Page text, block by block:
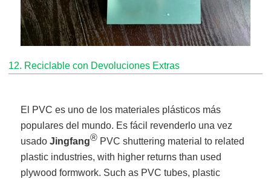
12. Reciclable con Devoluciones Extras
El PVC es uno de los materiales plásticos más
populares del mundo. Es fácil revenderlo una vez
usadoJingfang® PVC shuttering material to related
plastic industries, with higher returns than used
plywood formwork. Such as PVC tubes, plastic